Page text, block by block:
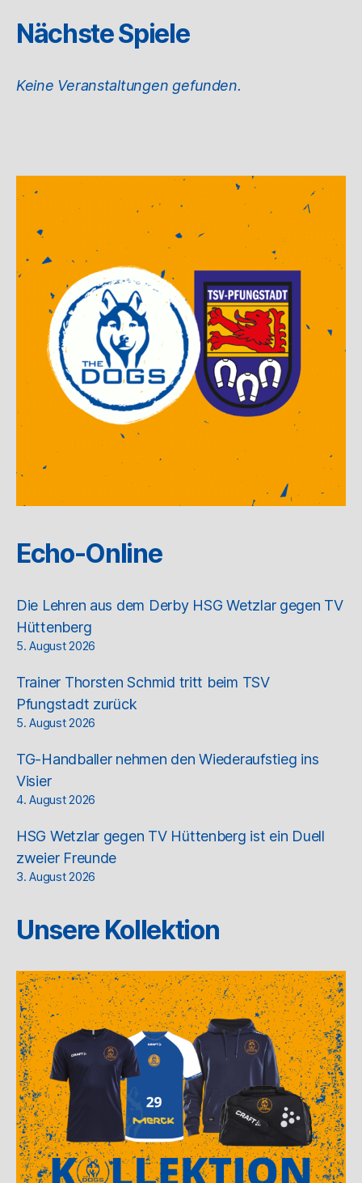
Nächste Spiele
Keine Veranstaltungen gefunden.
Echo-Online
Die Lehren aus dem Derby HSG Wetzlar gegen TV
Hüttenberg
5. August 2026
Trainer Thorsten Schmid tritt beim TSV
Pfungstadt zurück
5. August 2026
TG-Handballer nehmen den Wiederaufstieg ins
Visier
4. August 2026
HSG Wetzlar gegen TV Hüttenberg ist ein Duell
zweier Freunde
3. August 2026
Unsere Kollektion